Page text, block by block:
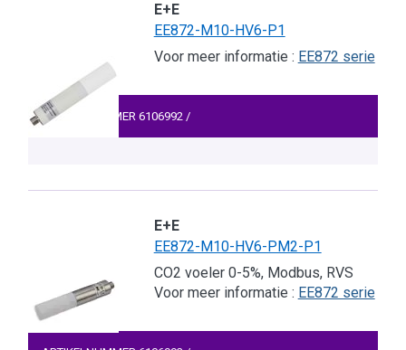
E+E
EE872-M10-HV6-P1
Voor meer informatie : EE872 serie
ARTIKELNUMMER 6106992 /
E+E
EE872-M10-HV6-PM2-P1
CO2 voeler 0-5%, Modbus, RVS
Voor meer informatie : EE872 serie